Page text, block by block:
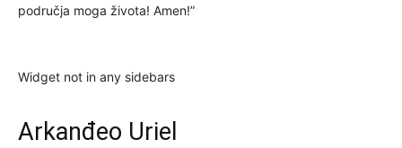
područja moga života! Amen!”
Widget not in any sidebars
Arkanđeo Uriel